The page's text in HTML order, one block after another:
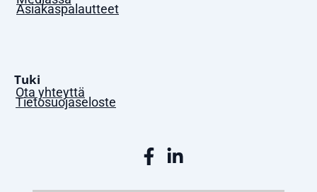
Asiakaspalautteet
Tuki
Ota yhteyttä
Tietosuojaseloste